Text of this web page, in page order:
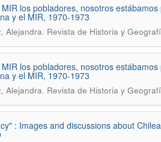
los pobladores, nosotros
y el MIR, 1970-1973
Alejandra. Revista de Historia y
los pobladores, nosotros
y el MIR, 1970-1973
Alejandra. Revista de Historia y
: Images and discussions about